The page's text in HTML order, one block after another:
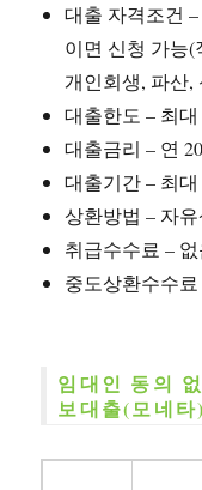
대출 자격조건
이면 신청 가능
개인회생, 파산,
대출한도 – 최
대출금리 – 연
대출기간 – 최대
상환방법 – 자
취급수수료 –
중도상환수수료
임대인 동의
보대출(모네타)